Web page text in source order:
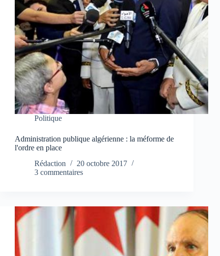
Politique
Administration publique algérienne : la méforme de
l'ordre en place
Rédaction
20 octobre 2017
3 commentaires